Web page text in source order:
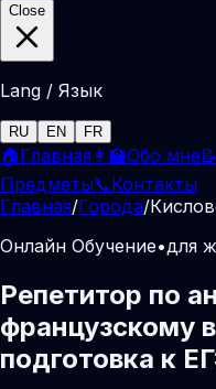
Close
Lang / Язык
RU EN FR
🏠Главная 👩‍🏫Обо мне📝
Предметы📞Контакты
Главная/Города/
Онлайн Обучение•для
Репетитор по
французскому
подготовка к